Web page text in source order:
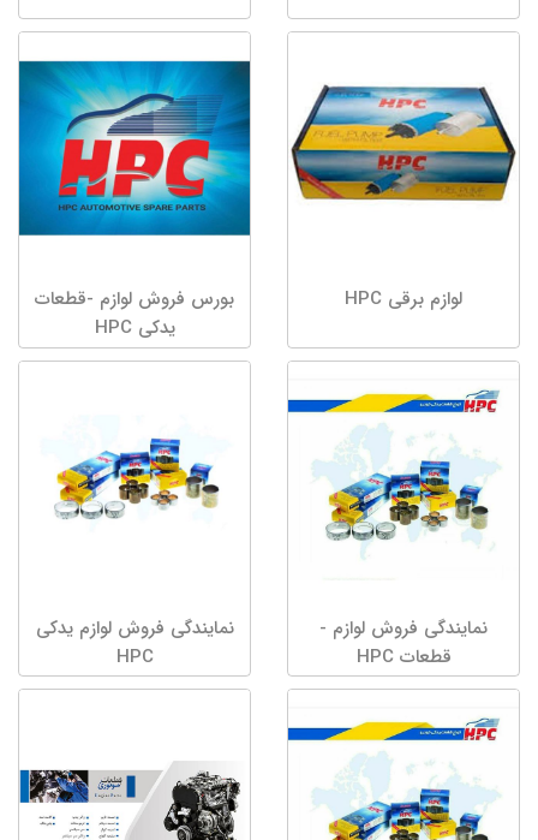
لوازم برقی HPC
بورس فروش لوازم -قطعات
یدکی HPC
نمایندگی فروش لوازم -
قطعات HPC
نمایندگی فروش لوازم یدکی
HPC